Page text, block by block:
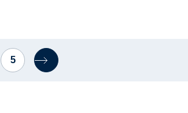
5